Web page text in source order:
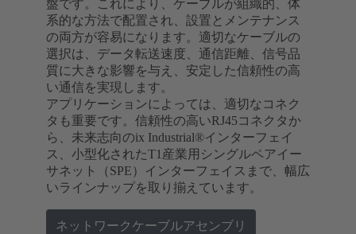
盤です。これにより、ケーブルが組織的、体
系的な方法で配置され、設置とメンテナンス
の両方が容易になります。適切なケーブルの
選択は、データ転送速度、通信距離、信号品
質に大きな影響を与え、安定した信頼性の高
い通信を実現します。
アプリケーションによっては、適切なコネク
タも重要です。信頼性の高いRJ45コネクタか
ら、未来志向のix Industrial®インターフェイ
ス、小型化されたT1産業用シングルペアイー
サネット（SPE）インターフェイスまで、幅広
いラインナップを取り揃えています。
ネットワークケーブルアセンブリ